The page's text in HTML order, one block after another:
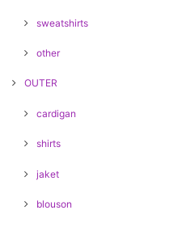
sweatshirts
other
OUTER
cardigan
shirts
jaket
blouson